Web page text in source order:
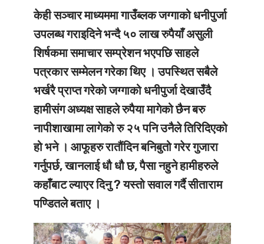
केही सञ्चार माध्यममा गाउँब्लक जग्गाको धनीपुर्जा
उपलब्ध गराइदिने भन्दै ५० लाख रुपैयाँ असुली
शिर्षकमा समाचार सम्प्रेशन भएपछि साहले
पत्रकार सम्मेलन गरेका थिए । उपस्थित सबैले
भर्खरै प्राप्त गरेको जग्गाको धनीपुर्जा देखाउँदै
हामीसंग अध्यक्ष साहले रुपैया मागेको छैन बरु
नापीशाखामा लागेको रु २५ पनि उनैले तिरिदिएको
हो भने । आफूहरु रातौंदिन बनिबुतो गरेर गुजारा
गर्नुपर्छ, खानलाई धौ धौ छ, पैसा नहुने हामीहरुले
कहाँबाट ल्याएर दिनु ? यस्तो सवाल गर्दै सीताराम
पण्डितले बताए ।